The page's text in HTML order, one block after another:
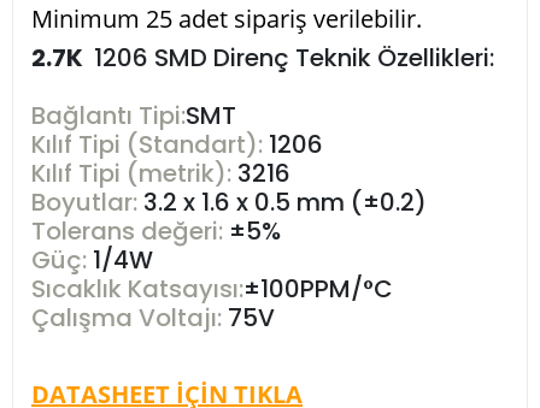
Minimum 25 adet sipariş verilebilir.
2.7K 1206 SMD Direnç Teknik Özellikleri:
Bağlantı Tipi:SMT
Kılıf Tipi (Standart): 1206
Kılıf Tipi (metrik): 3216
Boyutlar: 3.2 x 1.6 x 0.5 mm (±0.2)
Tolerans değeri: ±5%
Güç: 1/4W
Sıcaklık Katsayısı:±100PPM/°C
Çalışma Voltajı: 75V
DATASHEET İÇİN TIKLA